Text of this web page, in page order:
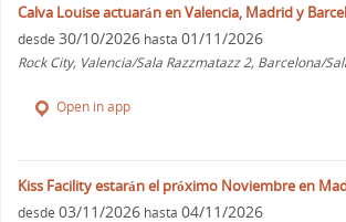
Calva Louise actuarán en Valencia, Madrid y
desde 30/10/2026 hasta 01/11/2026
Rock City, Valencia/Sala Razzmatazz 2, Barcelona/
Open in app
Kiss Facility estarán el próximo Noviembre en
desde 03/11/2026 hasta 04/11/2026